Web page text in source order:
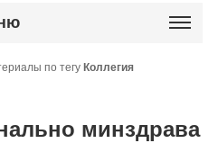
по тегу Коллегия
минздрава